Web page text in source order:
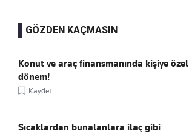
GÖZDEN KAÇMASIN
Konut ve araç finansmanında kişiye özel
dönem!
Kaydet
Sıcaklardan bunalanlara ilaç gibi